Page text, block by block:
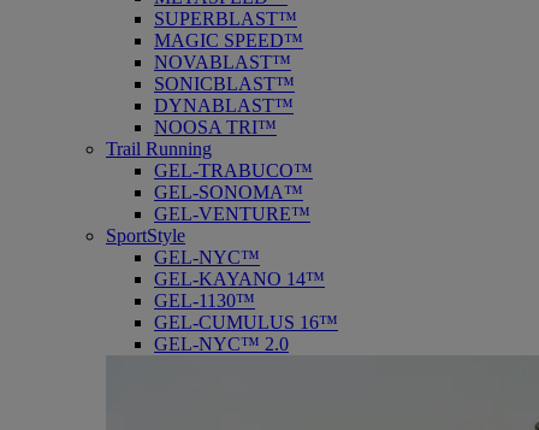
SUPERBLAST™
MAGIC SPEED™
NOVABLAST™
SONICBLAST™
DYNABLAST™
NOOSA TRI™
Trail Running
GEL-TRABUCO™
GEL-SONOMA™
GEL-VENTURE™
SportStyle
GEL-NYC™
GEL-KAYANO 14™
GEL-1130™
GEL-CUMULUS 16™
GEL-NYC™ 2.0